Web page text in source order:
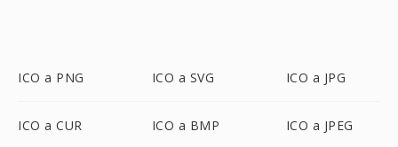
ICO a PNG ICO a SVG ICO a JPG
ICO a CUR ICO a BMP ICO a JPEG